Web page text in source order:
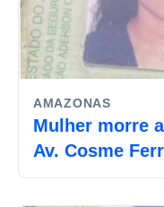
AMAZONAS
Mulher morre
Av. Cosme